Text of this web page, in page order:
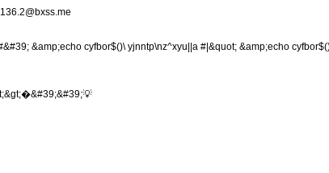
&amp;echo cyfbor$()\ yjnntp\nz^xyu||a #|&quot; &amp;echo